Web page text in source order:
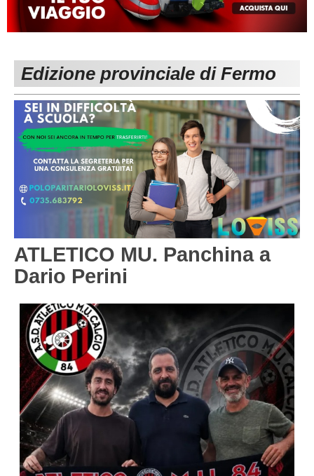
MACERATA
Carica la tua Rosa
ECCELLENZA
1^ CATEGORIA
2^ CATEGORIA
3^ CATEGORIA
GIOVANILI
REGIONALI
Edizione provinciale di Fermo
ATLETICO MU. Panchina a
Dario Perini